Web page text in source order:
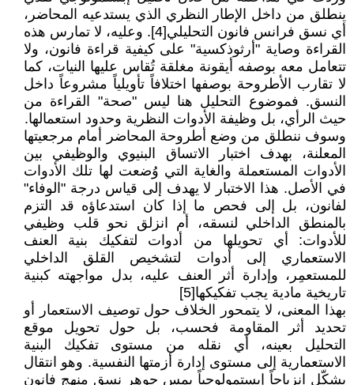
ينطلق من داخل الإطار النظري الذي يستدعيه المحاضر،
أي نسق فرانس فانون التحليلي[4]. وعليه، لا تمارس هذه
القراءة وصاية "أرثوذكسية" على كيفية قراءة فانون، ولا
تتعامل معه بوصفه أيقونة مغلقة تُقاس عليها النيات، كما
لا تقارب الأطروحة بوصفها اختلافاً تأويلياً مشروعاً داخل
النسق. فموضوع التحليل هنا ليس "صحة" القراءة من
حيث الرأي، بل وظيفة الأدوات النظرية وحدود استعمالها.
وسوف ننطلق من وضع أطروحة المحاضر أمام مرجعيتها
المعلنة، بهدف اختبار الاتساق البنيوي والوظيفي بين
الأدوات المستعملة والغاية التي وُضعت لها تلك الأدوات
في الأصل. هذا الاختبار لا يهدف إلى قياس درجة "الوفاء"
لفانون، بل إلى فحص ما إذا كان استدعاؤه قد التزم
بالمنطق الداخلي لنسقه، أم انزلق نحو قلب وظيفي
للأدوات: أي تحويلها من أدوات لتفكيك بنية العنف
الاستعماري إلى أدوات لتشخيص القلق الداخلي
للمستعمِر، وإدارة أثر العنف عليه، بدل مواجهته كبنية
تاريخية مادية يجب تفكيكها[5]
بهذا المعنى، لا يتمحور الخلاف حول توصيف الاستعمار أو
تحديد أثر المقاومة فحسب، بل حول تحويل موقع
التحليل بعينه، أي نقله من مستوى تفكيك البنية
الاستعمارية إلى مستوى إدارة أزمتها النفسية. وهو انتقال
يشكّل انزياحاً إبستمولوجياً يمس جوهر نسق منهج فانون